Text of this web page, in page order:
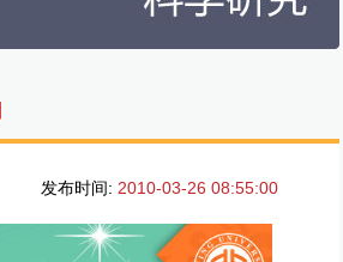
发布时间: 2010-03-26 08:55:00